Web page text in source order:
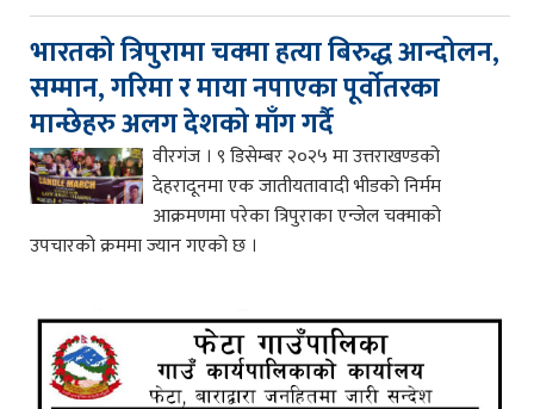
भारतको त्रिपुरामा चक्मा हत्या बिरुद्ध आन्दोलन,
सम्मान, गरिमा र माया नपाएका पूर्वोतरका
मान्छेहरु अलग देशको माँग गर्दै
वीरगंज । ९ डिसेम्बर २०२५ मा उत्तराखण्डको
देहरादूनमा एक जातीयतावादी भीडको निर्मम
आक्रमणमा परेका त्रिपुराका एन्जेल चक्माको
उपचारको क्रममा ज्यान गएको छ ।